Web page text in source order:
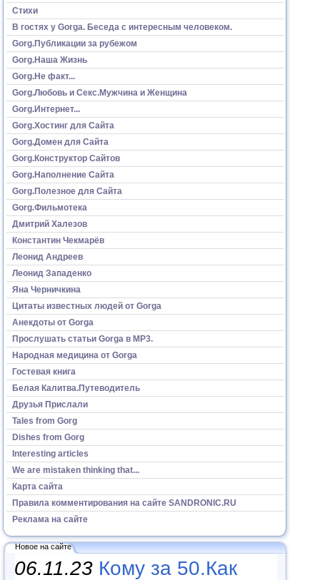
Стихи
В гостях у Gorga. Беседа с интересным человеком.
Gorg.Публикации за рубежом
Gorg.Наша Жизнь
Gorg.Не факт...
Gorg.Любовь и Секс.Мужчина и Женщина
Gorg.Интернет...
Gorg.Хостинг для Сайта
Gorg.Домен для Сайта
Gorg.Конструктор Сайтов
Gorg.Наполнение Сайта
Gorg.Полезное для Сайта
Gorg.Фильмотека
Дмитрий Халезов
Константин Чекмарёв
Леонид Андреев
Леонид Западенко
Яна Черничкина
Цитаты известных людей от Gorga
Анекдоты от Gorga
Прослушать статьи Gorga в МР3.
Народная медицина от Gorga
Гостевая книга
Белая Калитва.Путеводитель
Друзья Прислали
Tales from Gorg
Dishes from Gorg
Interesting articles
We are mistaken thinking that...
Карта сайта
Правила комментирования на сайте SANDRONIC.RU
Реклама на сайте
Новое на сайте
06.11.23 Кому за 50.Как